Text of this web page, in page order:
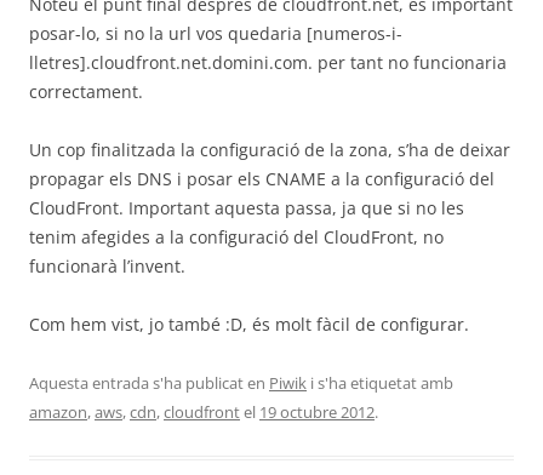
posar-lo, si no la url vos quedaria [numeros-i-
lletres].cloudfront.net.domini.com. per tant no funcionaria
correctament.
Un cop finalitzada la configuració de la zona, s’ha de deixar
propagar els DNS i posar els CNAME a la configuració del
CloudFront. Important aquesta passa, ja que si no les
tenim afegides a la configuració del CloudFront, no
funcionarà l’invent.
Com hem vist, jo també :D, és molt fàcil de configurar.
Aquesta entrada s'ha publicat en Piwik i s'ha etiquetat amb
amazon,aws,cdn,cloudfrontel 19 octubre 2012.